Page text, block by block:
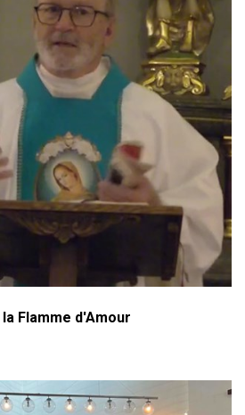
Flamme d'Amour